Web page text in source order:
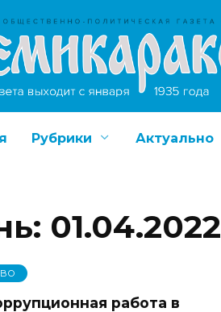
Рубрики Актуально
01.04.2022
работа в